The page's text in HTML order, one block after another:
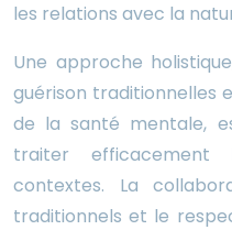
les relations avec la
Une approche
guérison traditionnelles
de la santé mentale,
traiter efficacement
contextes. La
traditionnels et le